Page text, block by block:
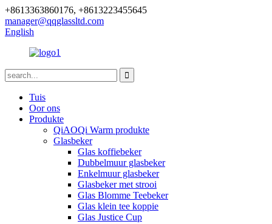
+8613363860176, +8613223455645
manager@qqglassltd.com
English
Tuis
Oor ons
Produkte
QiAOQi Warm produkte
Glasbeker
Glas koffiebeker
Dubbelmuur glasbeker
Enkelmuur glasbeker
Glasbeker met strooi
Glas Blomme Teebeker
Glas klein tee koppie
Glas Justice Cup